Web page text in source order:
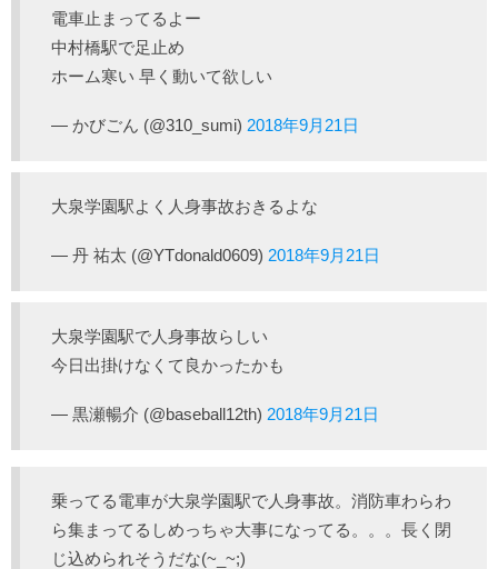
電車止まってるよー
中村橋駅で足止め
ホーム寒い 早く動いて欲しい
— かびごん (@310_sumi) 2018年9月21日
大泉学園駅よく人身事故おきるよな
— 丹 祐太 (@YTdonald0609) 2018年9月21日
大泉学園駅で人身事故らしい
今日出掛けなくて良かったかも
— 黒瀬暢介 (@baseball12th) 2018年9月21日
乗ってる電車が大泉学園駅で人身事故。消防車わらわ
ら集まってるしめっちゃ大事になってる。。。長く閉
じ込められそうだな(~_~;)